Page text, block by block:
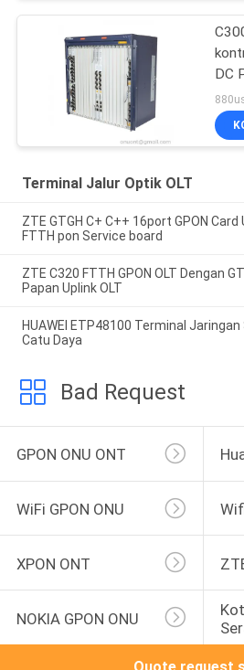
DC
Terminal Jalur Optik OLT
ZTE GTGH C+ C++ 16port GPON Card
FTTH pon Service board
ZTE C320 FTTH GPON OLT Dengan
Papan Uplink OLT
HUAWEI ETP48100 Terminal
Catu Daya
Bad Request
GPON ONU ONT
WiFi GPON ONU
XPON ONT
NOKIA GPON ONU